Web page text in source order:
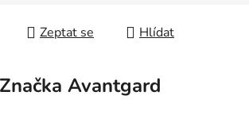
Zeptat se Hlídat
Značka Avantgard